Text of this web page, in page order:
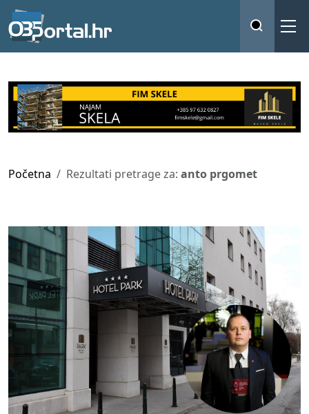
Početna Rezultati pretrage za: anto prgomet